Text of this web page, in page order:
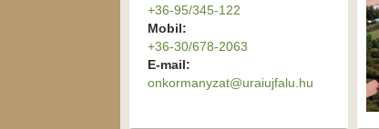
+36-95/345-122
Mobil:
+36-30/678-2063
E-mail:
onkormanyzat@uraiujfalu.hu